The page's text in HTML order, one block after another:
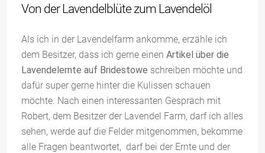
Von der Lavendelblüte zum Lavendelöl
Als ich in der Lavendelfarm ankomme, erzähle ich
dem Besitzer, dass ich gerne einen Artikel über die
Lavendelernte auf Bridestowe schreiben möchte und
dafür super gerne hinter die Kulissen schauen
möchte. Nach einen interessanten Gespräch mit
Robert, dem Besitzer der Lavendel Farm, darf ich alles
sehen, werde auf die Felder mitgenommen, bekomme
alle Fragen beantwortet, darf bei der Ernte und der